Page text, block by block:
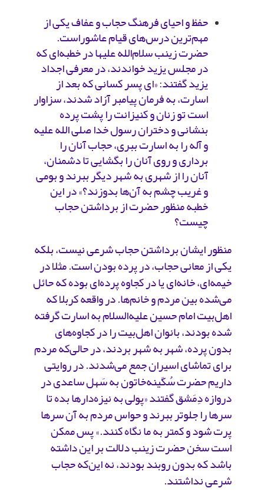
حفظ و احیای فرهنگ حجاب و عفاف یکی از
مهم‌ترین درس‌های قیام عاشوراست.
حضرت زینب سلام‌الله علیها در خطبه‌‌ای که
در مجلس یزید خواندند، در معرفی اجداد
یزید گفتند: «اى پسر کسانى که بعد از
اسارت، به فرمان پیامبر آزاد شدند، سزاوار
است تو زنان و کنیزانت را پشت پرده
بنشانى و دختران رسول خدا صلی الله علیه
و آله را به اسارت ببری، حجاب آنان را
برداری و روى آنان را بگشایى تا دشمنان،
آنان را از شهرى به شهر دیگر ببرند و بومى
و غریب چشم به آن‌ها بدوزند؟» در این
خطبه منظور حضرت از برداشتن حجاب
چیست؟
منظور ایشان برداشتن حجاب ‌شرعی نیست، بلکه
یکی از معانی حجاب، در پرده بودن است. مثلا در
خیمه‌ای، خانه‌ای یا در کجاوه پرده‌ای بوده که حائل
می‌شده بین مردم و خانم‌ها. در واقعه کربلا که
اهل‌بیت امام حسین علیه‌السلام به اسارت گرفته
شده بودند، بانوان اهل‌بیت را در کجاوه‌های
بدون پرده، شهر به شهر بردند، در حالی‌که مردم
برای تماشای اسیران جمع می‌شدند. در روایتی
داریم حضرت سُکَینه‌خاتون به سَهل ساعدی در
دروازه دِمَشق گفتند «پولی به نیزه‌دارها بده تا
سرها را جلوتر ببرند و حواس مردم به آن سرها
پرت شود و کمتر به ما نگاه کنند.» پس ممکن
است سخن حضرت زینب دلالت بر این داشته
باشد که بدون روبند بودند، نه این‌که حجاب
‌شرعی نداشتند‌.